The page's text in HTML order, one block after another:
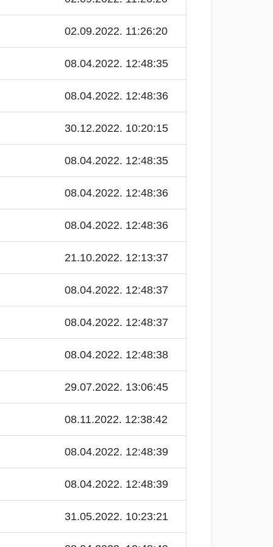
02.09.2022. 11:26:20
08.04.2022. 12:48:35
08.04.2022. 12:48:36
30.12.2022. 10:20:15
08.04.2022. 12:48:35
08.04.2022. 12:48:36
08.04.2022. 12:48:36
21.10.2022. 12:13:37
08.04.2022. 12:48:37
08.04.2022. 12:48:37
08.04.2022. 12:48:38
29.07.2022. 13:06:45
08.11.2022. 12:38:42
08.04.2022. 12:48:39
08.04.2022. 12:48:39
31.05.2022. 10:23:21